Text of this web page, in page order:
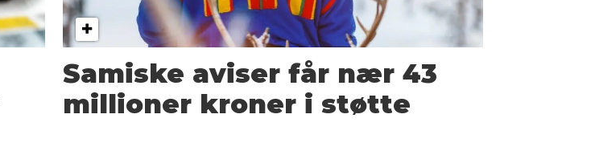
Samiske aviser får nær 43
millioner kroner i støtte